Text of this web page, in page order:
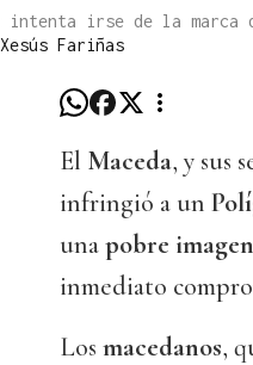
intenta irse de la marca
Xesús Fariñas
El Maceda, y sus
infringió a un
unapobre imagen
inmediato
Los macedanos,